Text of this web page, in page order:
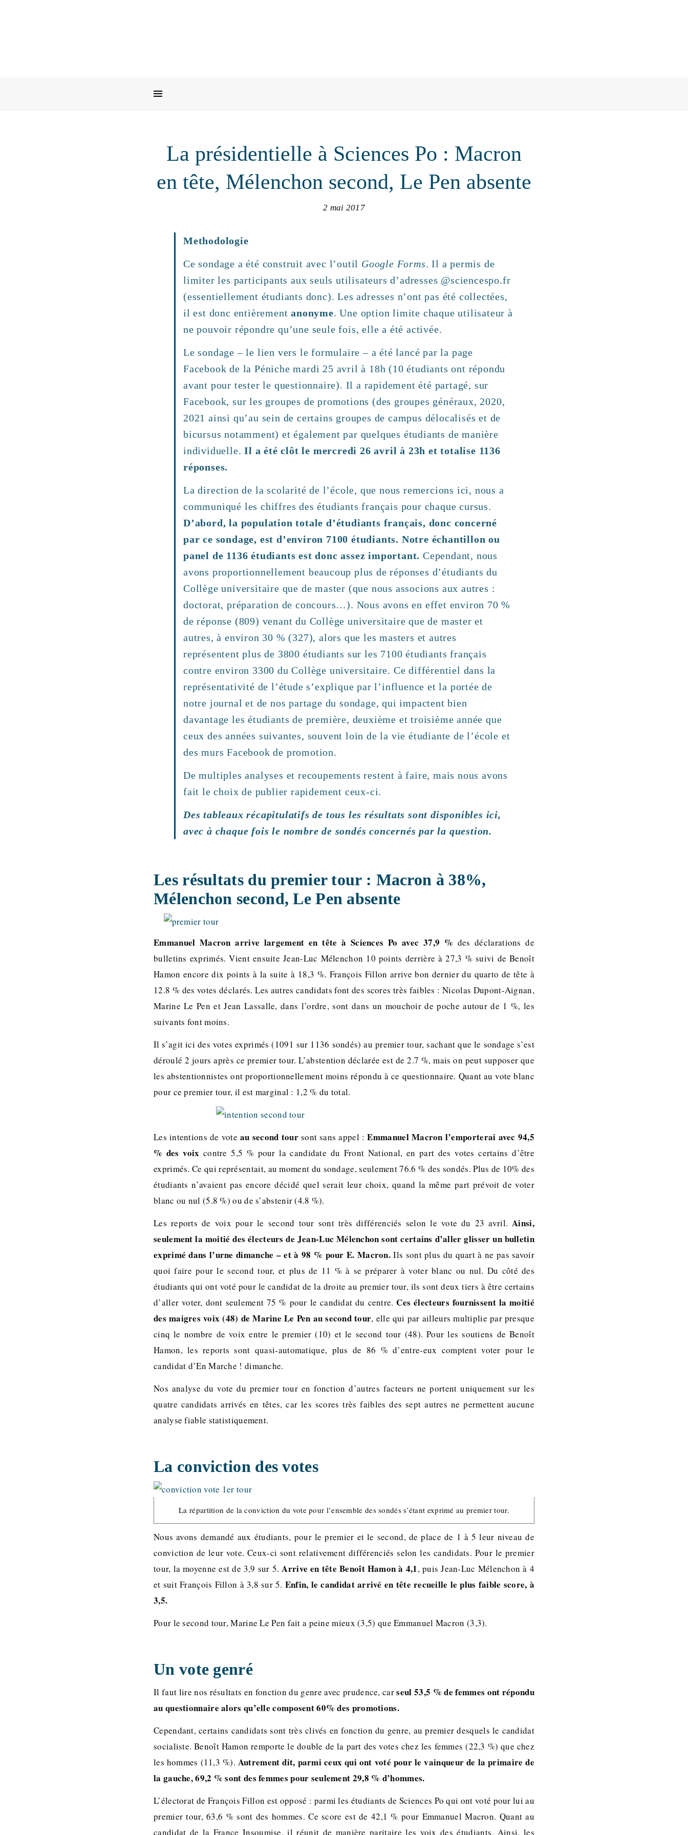
La présidentielle à Sciences Po : Macron
en tête, Mélenchon second, Le Pen absente
2 mai 2017
Methodologie
Ce sondage a été construit avec l’outil Google Forms. Il a permis de
limiter les participants aux seuls utilisateurs d’adresses @sciencespo.fr
(essentiellement étudiants donc). Les adresses n’ont pas été collectées,
il est donc entièrementanonyme. Une option limite chaque utilisateur à
ne pouvoir répondre qu’une seule fois, elle a été activée.
Le sondage – le lien vers le formulaire – a été lancé par la page
Facebook de la Péniche mardi 25 avril à 18h (10 étudiants ont répondu
avant pour tester le questionnaire). Il a rapidement été partagé, sur
Facebook, sur les groupes de promotions (des groupes généraux, 2020,
2021 ainsi qu’au sein de certains groupes de campus délocalisés et de
bicursus notamment) et également par quelques étudiants de manière
individuelle.Il a été clôt le mercredi 26 avril à 23h et totalise 1136
réponses.
La direction de la scolarité de l’école, que nous remercions ici, nous a
communiqué les chiffres des étudiants français pour chaque cursus.
D’abord, la population totale d’étudiants français, donc concerné
par ce sondage, est d’environ 7100 étudiants. Notre échantillon ou
panel de 1136 étudiants est donc assez important. Cependant, nous
avons proportionnellement beaucoup plus de réponses d’étudiants du
Collège universitaire que de master (que nous associons aux autres :
doctorat, préparation de concours…). Nous avons en effet environ 70 %
de réponse (809) venant du Collège universitaire que de master et
autres, à environ 30 % (327), alors que les masters et autres
représentent plus de 3800 étudiants sur les 7100 étudiants français
contre environ 3300 du Collège universitaire. Ce différentiel dans la
représentativité de l’étude s’explique par l’influence et la portée de
notre journal et de nos partage du sondage, qui impactent bien
davantage les étudiants de première, deuxième et troisième année que
ceux des années suivantes, souvent loin de la vie étudiante de l’école et
des murs Facebook de promotion.
De multiples analyses et recoupements restent à faire, mais nous avons
fait le choix de publier rapidement ceux-ci.
Des tableaux récapitulatifs de tous les résultats sont disponibles ici,
avec à chaque fois le nombre de sondés concernés par la question.
Les résultats du premier tour : Macron à 38%,
Mélenchon second, Le Pen absente
Emmanuel Macron arrive largement en tête à Sciences Po avec 37,9 % des déclarations de
bulletins exprimés. Vient ensuite Jean-Luc Mélenchon 10 points derrière à 27,3 % suivi de Benoît
Hamon encore dix points à la suite à 18,3 %. François Fillon arrive bon dernier du quarto de tête à
12.8 % des votes déclarés. Les autres candidats font des scores très faibles : Nicolas Dupont-Aignan,
Marine Le Pen et Jean Lassalle, dans l’ordre, sont dans un mouchoir de poche autour de 1 %, les
suivants font moins.
Il s’agit ici des votes exprimés (1091 sur 1136 sondés) au premier tour, sachant que le sondage s’est
déroulé 2 jours après ce premier tour. L’abstention déclarée est de 2.7 %, mais on peut supposer que
les abstentionnistes ont proportionnellement moins répondu à ce questionnaire. Quant au vote blanc
pour ce premier tour, il est marginal : 1,2 % du total.
Les intentions de vote au second toursont sans appel :Emmanuel Macron l’emporterai avec 94,5
% des voix contre 5,5 % pour la candidate du Front National, en part des votes certains d’être
exprimés. Ce qui représentait, au moment du sondage, seulement 76.6 % des sondés. Plus de 10% des
étudiants n’avaient pas encore décidé quel serait leur choix, quand la même part prévoit de voter
blanc ou nul (5.8 %) ou de s’abstenir (4.8 %).
Les reports de voix pour le second tour sont très différenciés selon le vote du 23 avril. Ainsi,
seulement la moitié des électeurs de Jean-Luc Mélenchon sont certains d’aller glisser un bulletin
exprimé dans l’urne dimanche – et à 98 % pour E. Macron. Ils sont plus du quart à ne pas savoir
quoi faire pour le second tour, et plus de 11 % à se préparer à voter blanc ou nul. Du côté des
étudiants qui ont voté pour le candidat de la droite au premier tour, ils sont deux tiers à être certains
d’aller voter, dont seulement 75 % pour le candidat du centre.Ces électeurs fournissent la moitié
des maigres voix (48) de Marine Le Pen au second tour, elle qui par ailleurs multiplie par presque
cinq le nombre de voix entre le premier (10) et le second tour (48). Pour les soutiens de Benoît
Hamon, les reports sont quasi-automatique, plus de 86 % d’entre-eux comptent voter pour le
candidat d’En Marche ! dimanche.
Nos analyse du vote du premier tour en fonction d’autres facteurs ne portent uniquement sur les
quatre candidats arrivés en têtes, car les scores très faibles des sept autres ne permettent aucune
analyse fiable statistiquement.
La conviction des votes
La répartition de la conviction du vote pour l’ensemble des sondés s’étant exprimé au premier tour.
Nous avons demandé aux étudiants, pour le premier et le second, de place de 1 à 5 leur niveau de
conviction de leur vote. Ceux-ci sont relativement différenciés selon les candidats. Pour le premier
tour, la moyenne est de 3,9 sur 5.Arrive en tête Benoît Hamon à 4,1, puis Jean-Luc Mélenchon à 4
et suit François Fillon à 3,8 sur 5. Enfin, le candidat arrivé en tête recueille le plus faible score, à
3,5.
Pour le second tour, Marine Le Pen fait a peine mieux (3,5) que Emmanuel Macron (3,3).
Un vote genré
Il faut lire nos résultats en fonction du genre avec prudence, carseul 53,5 % de femmes ont répondu
au questionnaire alors qu’elle composent 60% des promotions.
Cependant, certains candidats sont très clivés en fonction du genre, au premier desquels le candidat
socialiste. Benoît Hamon remporte le double de la part des votes chez les femmes (22,3 %) que chez
les hommes (11,3 %). Autrement dit, parmi ceux qui ont voté pour le vainqueur de la primaire de
la gauche, 69,2 % sont des femmes pour seulement 29,8 % d’hommes.
L’électorat de François Fillon est opposé : parmi les étudiants de Sciences Po qui ont voté pour lui au
premier tour, 63,6 % sont des hommes. Ce score est de 42,1 % pour Emmanuel Macron. Quant au
candidat de la France Insoumise, il réunit de manière paritaire les voix des étudiants. Ainsi, les